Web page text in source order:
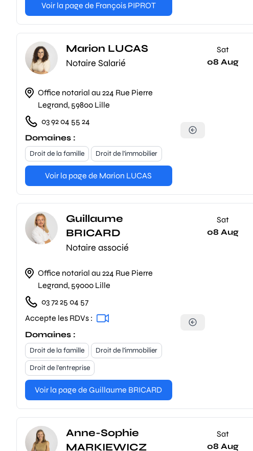
Voir la page de François PIPROT
Marion LUCAS
Notaire Salarié
Office notarial au 224 Rue Pierre
Legrand, 59800 Lille
03 92 04 55 24
Domaines :
Droit de la famille Droit de l'immobilier
Voir la page de Marion LUCAS
Sat
08 Aug
Guillaume
BRICARD
Notaire associé
Office notarial au 224 Rue Pierre
Legrand, 59000 Lille
03 72 25 04 57
Accepte les RDVs :
Domaines :
Droit de la famille
Droit de l'immobilier
Droit de l'entreprise
Voir la page de Guillaume BRICARD
Sat
08 Aug
Anne-Sophie
MARKIEWICZ
Sat
08 Aug